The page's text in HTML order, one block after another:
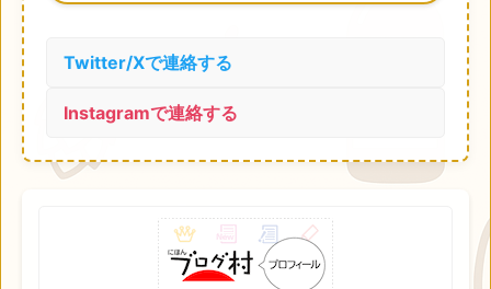
Twitter/Xで連絡する
Instagramで連絡する